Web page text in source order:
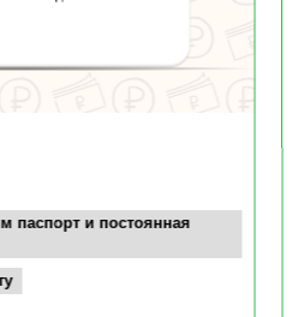
Легкая анкета!